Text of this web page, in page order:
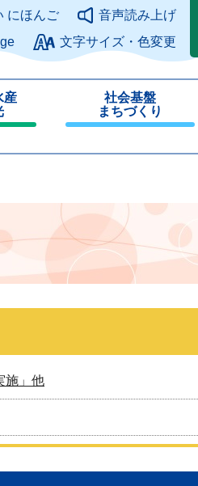
のページの本文へ
にほんご
音声読み上げ
文字サイズ・色変更
産
社会基盤
まちづくり
じ
施」他